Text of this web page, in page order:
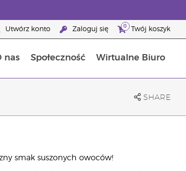
Utwórz konto Zaloguj się 0 Twój koszyk
nas Społeczność Wirtualne Biuro
SHARE
smak suszonych owoców!